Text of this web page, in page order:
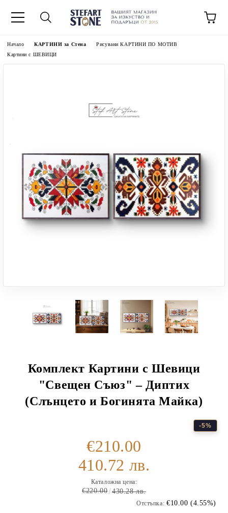
Начало КАРТИНИ за Стена
Рисувани КАРТИНИ ПО МОТИВ
Картини с ШЕВИЦИ
Комплект Картини с Шевици
"Свещен Съюз" – Диптих
(Слънцето и Богинята Майка)
-5%
€210.00
410.72 лв.
Каталожна цена:
€220.00 430.28 лв.
Отстъпка: €10.00 (4.55%)